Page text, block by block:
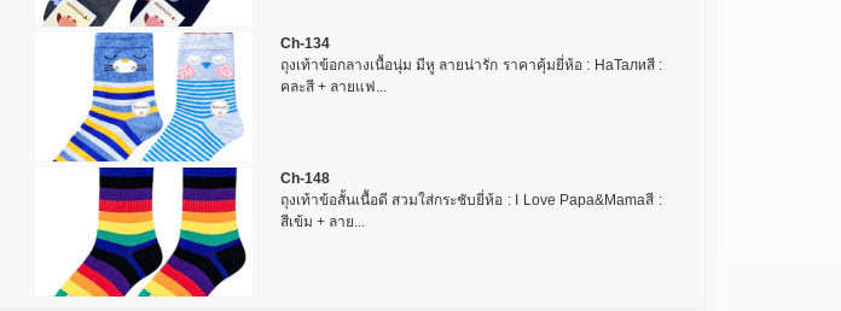
Ch-134
ถุงเท้าข้อกลางเนื้อนุ่ม มีหู ลายน่ารัก ราคาคุ้มยี่ห้อ : НаТалиสี :
คละสี + ลายแฟ...
Ch-148
ถุงเท้าข้อสั้นเนื้อดี สวมใส่กระชับยี่ห้อ : I Love Papa&Mamaสี :
สีเข้ม + ลาย...